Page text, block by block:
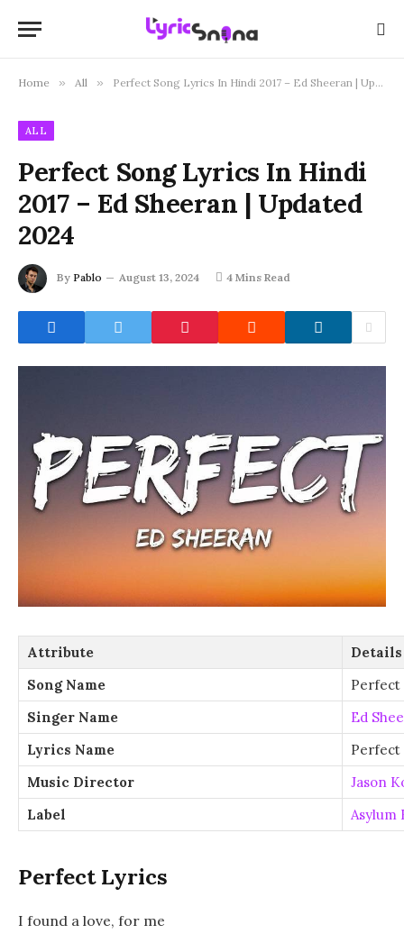
Home » All » Perfect Song Lyrics In Hindi 2017 – Ed Sheeran | Updated 2024
ALL
Perfect Song Lyrics In Hindi
2017 – Ed Sheeran | Updated
2024
By Pablo August 13, 2024 4 Mins Read
Attribute
Details
Song Name
Perfect
Singer Name
Ed
Lyrics Name
Perfect
Music Director
Jason
Label
Asylum
Perfect Lyrics
I found a love, for me